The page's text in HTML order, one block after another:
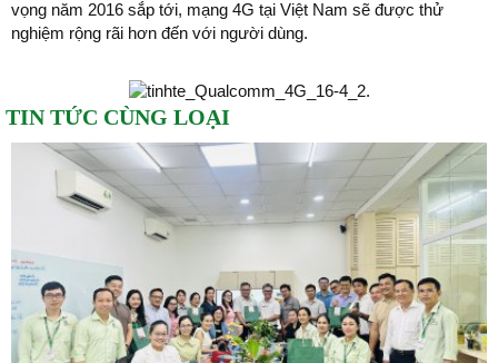
vọng năm 2016 sắp tới, mạng 4G tại Việt Nam sẽ được thử
nghiệm rộng rãi hơn đến với người dùng.
TIN TỨC CÙNG LOẠI